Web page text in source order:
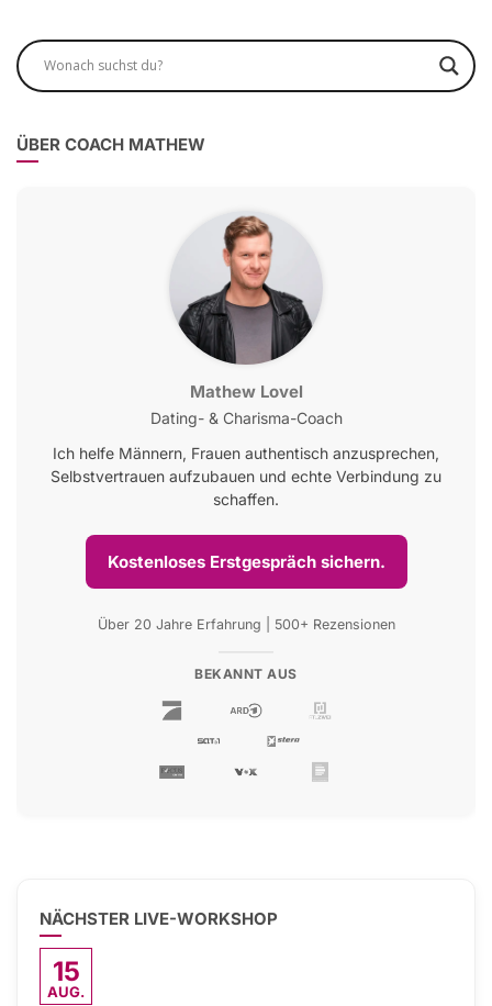
ÜBER COACH MATHEW
Mathew Lovel
Dating- & Charisma-Coach
Ich helfe Männern, Frauen authentisch anzusprechen,
Selbstvertrauen aufzubauen und echte Verbindung zu
schaffen.
Kostenloses Erstgespräch sichern.
Über 20 Jahre Erfahrung | 500+ Rezensionen
BEKANNT AUS
NÄCHSTER LIVE-WORKSHOP
15
AUG.